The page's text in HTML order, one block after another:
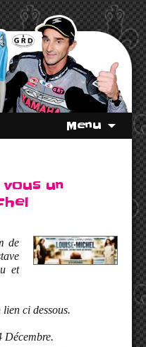
Menu
un
de
et
ci dessous.
Décembre.